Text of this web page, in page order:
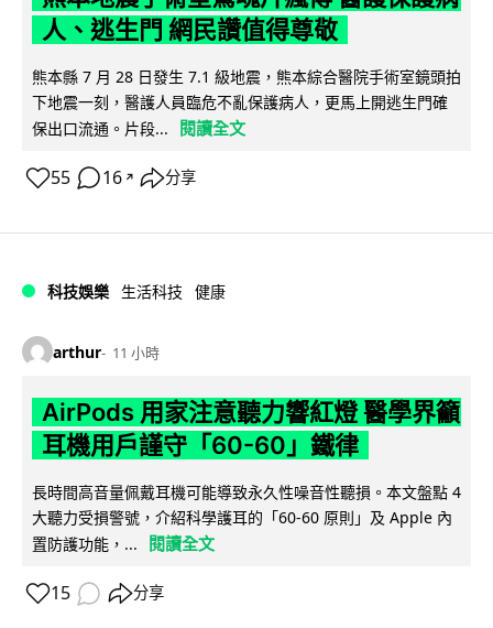
人、逃生門 網民讚值得尊敬
熊本縣 7 月 28 日發生 7.1 級地震，熊本綜合醫院手術室鏡頭拍
下地震一刻，醫護人員臨危不亂保護病人，更馬上開逃生門確
保出口流通。片段...
閱讀全文
55 16 ↗ 分享
科技娛樂 生活科技 健康
arthur 11 小時
AirPods 用家注意聽力響紅燈 醫學界籲
耳機用戶謹守「60-60」鐵律
長時間高音量佩戴耳機可能導致永久性噪音性聽損。本文盤點 4
大聽力受損警號，介紹科學護耳的「60-60 原則」及 Apple 內
置防護功能，...
閱讀全文
15 分享